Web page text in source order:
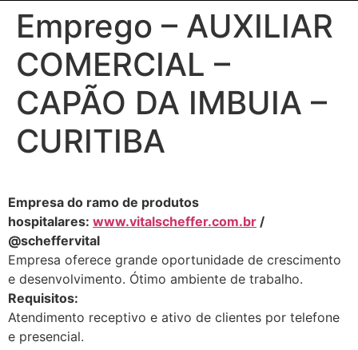
Emprego – AUXILIAR
COMERCIAL –
CAPÃO DA IMBUIA –
CURITIBA
Empresa do ramo de produtos
hospitalares: www.vitalscheffer.com.br /
@scheffervital
Empresa oferece grande oportunidade de crescimento
e desenvolvimento. Ótimo ambiente de trabalho.
Requisitos:
Atendimento receptivo e ativo de clientes por telefone
e presencial.